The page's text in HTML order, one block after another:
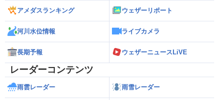
アメダスランキング ウェザーリポート
河川水位情報 ライブカメラ
長期予報 ウェザーニュースLiVE
レーダーコンテンツ
雨雲レーダー 雨雪レーダー